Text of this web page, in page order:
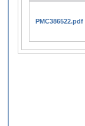
PMC386522.pdf